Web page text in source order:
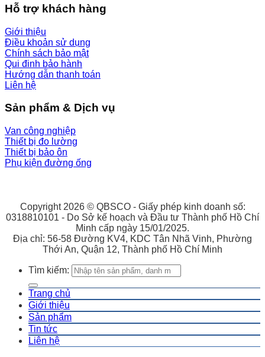
Hỗ trợ khách hàng
Giới thiệu
Điều khoản sử dụng
Chính sách bảo mật
Qui đinh bảo hành
Hướng dẫn thanh toán
Liên hệ
Sản phẩm & Dịch vụ
Van công nghiệp
Thiết bị đo lường
Thiết bị bảo ôn
Phụ kiện đường ống
Copyright 2026 © QBSCO - Giấy phép kinh doanh số:
0318810101 - Do Sở kế hoạch và Đầu tư Thành phố Hồ Chí
Minh cấp ngày 15/01/2025.
Địa chỉ: 56-58 Đường KV4, KDC Tân Nhã Vinh, Phường
Thới An, Quận 12, Thành phố Hồ Chí Minh
Tìm kiếm:
Trang chủ
Giới thiệu
Sản phẩm
Tin tức
Liên hệ